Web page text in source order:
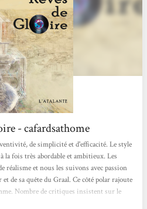
- cafardsathome
de simplicité et d'efficacité. Le style
la fois très abordable et ambitieux. Les
réalisme et nous les suivons avec passion
de sa quête du Graal. Ce côté polar rajoute
Nombre de critiques insistent sur le